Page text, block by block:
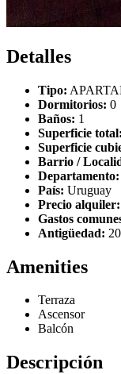
Detalles
Tipo:
Dormitorios: 0
Baños: 1
Superficie total:
Superficie
Barrio /
Departamento:
País: Uruguay
Precio alquiler:
Gastos
Antigüedad: 20
Amenities
Terraza
Ascensor
Balcón
Descripción